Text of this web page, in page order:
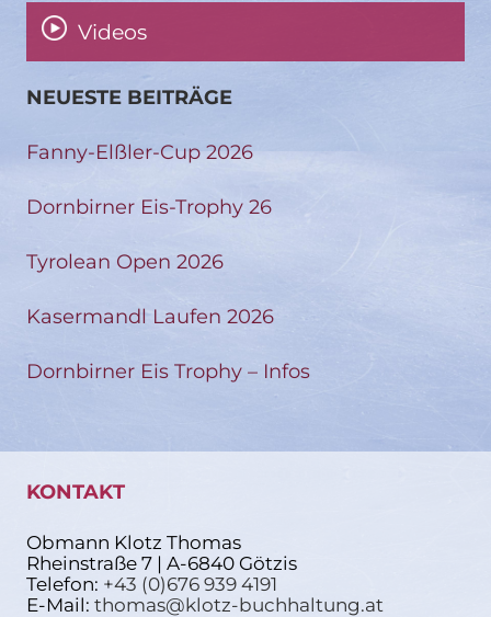
Videos
NEUESTE BEITRÄGE
Fanny-Elßler-Cup 2026
Dornbirner Eis-Trophy 26
Tyrolean Open 2026
Kasermandl Laufen 2026
Dornbirner Eis Trophy – Infos
KONTAKT
Obmann Klotz Thomas
Rheinstraße 7 | A-6840 Götzis
Telefon: +43 (0)676 939 4191
E-Mail: thomas@klotz-buchhaltung.at